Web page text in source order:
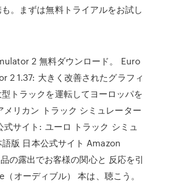
。まずは無料トライアルをお試し
2 無料ダウンロード。 Euro
2 1.37: 大きく改善されたグラフィ
トラックを運転してヨーロッパを
メリカン トラック シミュレーター
式サイト: ユーロ トラック シミュ
語版 日本公式サイト Amazon
の露出でお客様の関心と 反応を引
オーディブル） 本は、聴こう。